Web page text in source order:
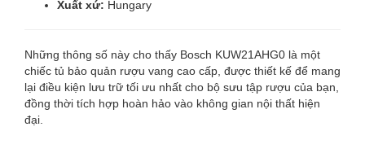
Xuất xứ: Hungary
Những thông số này cho thấy Bosch KUW21AHG0 là một
chiếc tủ bảo quản rượu vang cao cấp, được thiết kế để mang
lại điều kiện lưu trữ tối ưu nhất cho bộ sưu tập rượu của bạn,
đồng thời tích hợp hoàn hảo vào không gian nội thất hiện
đại.